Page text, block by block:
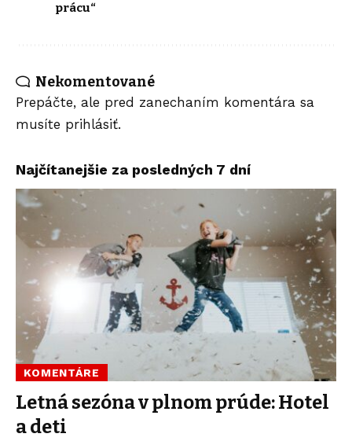
prácu“
Nekomentované
Prepáčte, ale pred zanechaním komentára sa
musíte prihlásiť.
Najčítanejšie za posledných 7 dní
KOMENTÁRE
Letná sezóna v plnom prúde: Hotel
a deti